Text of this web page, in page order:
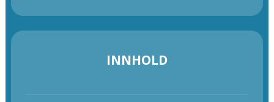
INNHOLD